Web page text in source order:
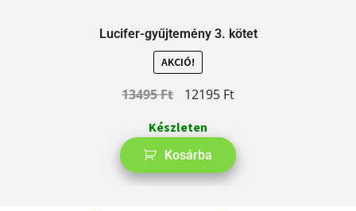
Lucifer-gyűjtemény 3. kötet
AKCIÓ!
13495Ft 12195 Ft
Készleten
Kosárba